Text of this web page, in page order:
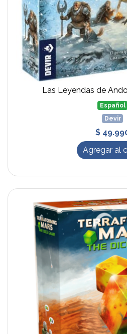
Las Leyendas de
Español
Devir
$
Agregar al